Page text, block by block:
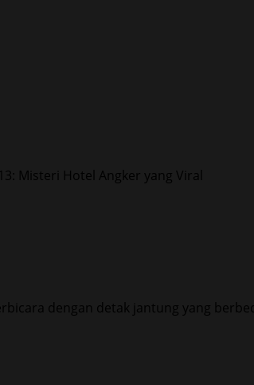
dengan detak jantung yang